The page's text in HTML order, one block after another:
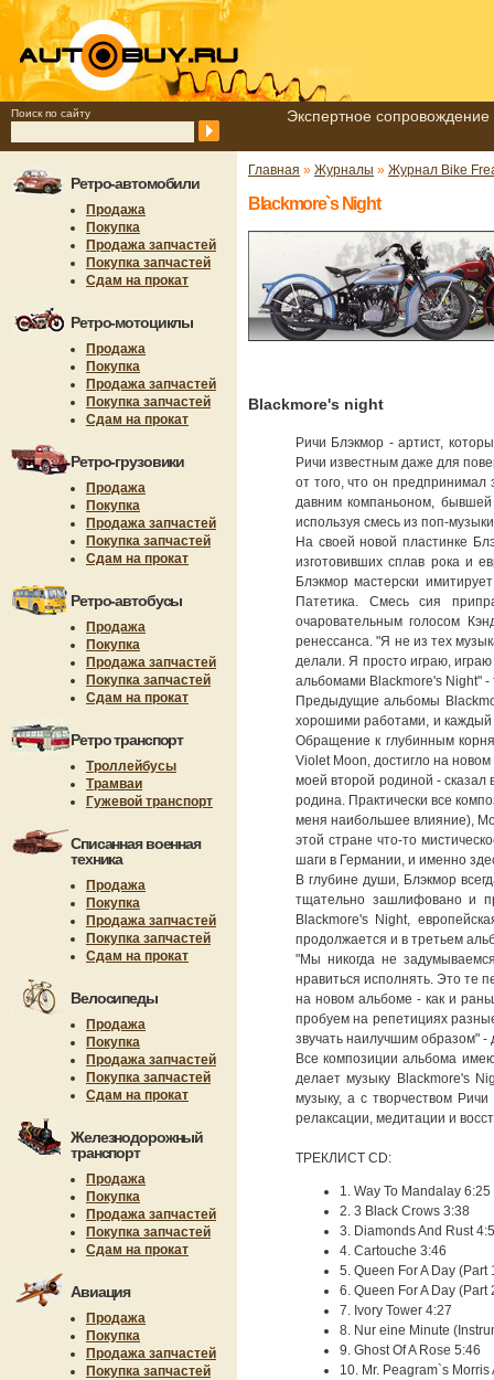
Поиск по сайту Экспертное
Ретро-автомобили
Продажа
Покупка
Продажа запчастей
Покупка запчастей
Сдам на прокат
Ретро-мотоциклы
Продажа
Покупка
Продажа запчастей
Покупка запчастей
Сдам на прокат
Ретро-грузовики
Продажа
Покупка
Продажа запчастей
Покупка запчастей
Сдам на прокат
Ретро-автобусы
Продажа
Покупка
Продажа запчастей
Покупка запчастей
Сдам на прокат
Ретро транспорт
Троллейбусы
Трамваи
Гужевой транспорт
Списанная военная
техника
Продажа
Покупка
Продажа запчастей
Покупка запчастей
Сдам на прокат
Велосипеды
Продажа
Покупка
Продажа запчастей
Покупка запчастей
Сдам на прокат
Железнодорожный
транспорт
Продажа
Покупка
Продажа запчастей
Покупка запчастей
Сдам на прокат
Авиация
Продажа
Покупка
Продажа запчастей
Покупка запчастей
Главная » Журналы » Журнал Bike
Blackmore`s Night
Blackmore's night
Ричи Блэкмор - артист,
Ричи известным даже для
от того, что он
давним компаньоном,
используя смесь из поп-
На своей новой пластинке
изготовивших сплав рока и
Блэкмор мастерски
Патетика. Смесь сия
очаровательным голосом
ренессанса. "Я не из тех
делали. Я просто играю,
альбомами Blackmore's Night" -
Предыдущие альбомы
хорошими работами, и каждый
Обращение к глубинным
Violet Moon, достигло на
моей второй родиной - сказал
родина. Практически все
меня наибольшее влияние),
этой стране что-то
шаги в Германии, и именно
В глубине души, Блэкмор
тщательно зашлифовано и
Blackmore's Night,
продолжается и в третьем
"Мы никогда не
нравиться исполнять. Это те
на новом альбоме - как и
пробуем на репетициях
звучать наилучшим образом" -
Все композиции альбома
делает музыку Blackmore's
музыку, а с творчеством
релаксации, медитации и
ТРЕКЛИСТ CD:
1. Way To Mandalay 6:25
2. 3 Black Crows 3:38
3. Diamonds And Rust
4. Cartouche 3:46
5. Queen For A Day (Part
6. Queen For A Day
7. Ivory Tower 4:27
8. Nur eine Minute
9. Ghost Of A Rose 5:46
10. Mr. Peagram`s